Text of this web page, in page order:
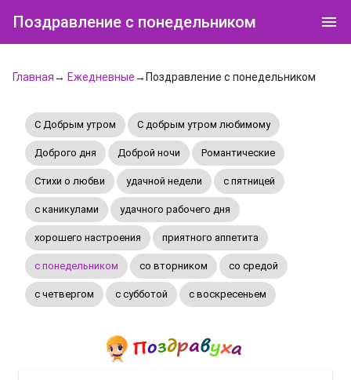
Поздравление с понедельником
Главная→ Ежедневные→Поздравление с понедельником
С Добрым утром C добрым утром любимому
Доброго дня Доброй ночи Романтические
Стихи о любви удачной недели c пятницей
с каникулами удачного рабочего дня
хорошего настроения приятного аппетита
с понедельником со вторником со средой
с четвергом с субботой с воскресеньем